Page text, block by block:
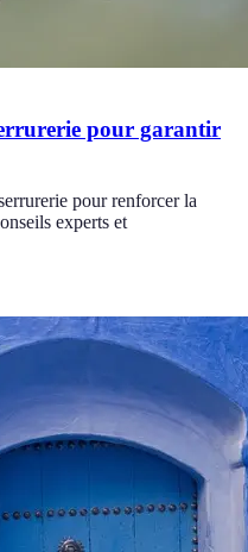
pour garantir
pour renforcer la
experts et